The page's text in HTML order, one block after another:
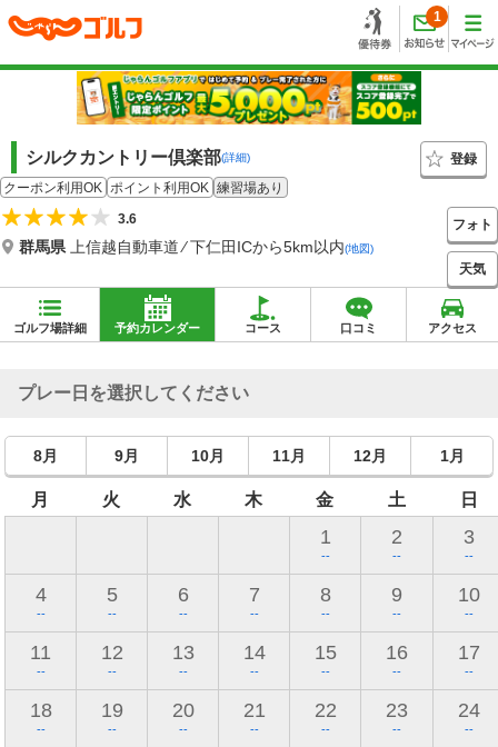
1
シルクカントリー倶楽部(詳細)
登録
クーポン利用OK ポイント利用OK 練習場あり
3.6
群馬県上信越自動車道 ⁄ 下仁田ICから5km以内(地図)
フォト
天気
ゴルフ場詳細 予約カレンダー コース 口コミ アクセス
プレー日を選択してください
8月 9月 10月 11月 12月 1月
月 火 水 木 金 土 日
1
--
2
--
3
--
4
--
5
--
6
--
7
--
8
--
9
--
10
--
11
--
12
--
13
--
14
--
15
--
16
--
17
--
18
--
19
--
20
--
21
--
22
--
23
--
24
--